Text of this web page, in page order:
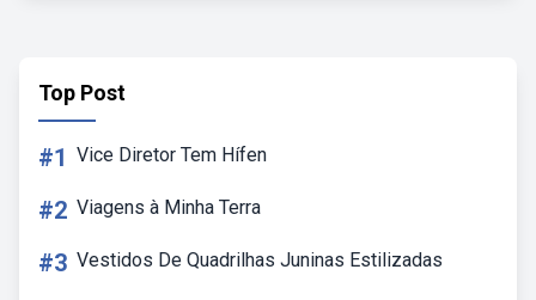
Top Post
#1 Vice Diretor Tem Hífen
#2 Viagens à Minha Terra
#3 Vestidos De Quadrilhas Juninas Estilizadas